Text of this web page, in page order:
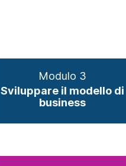
Modulo 3
Sviluppare il modello di
business